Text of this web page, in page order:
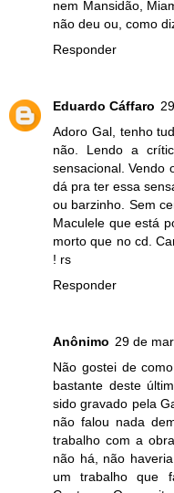
nem Mansidão,
não deu ou, como
Responder
Eduardo Cáffaro
Adoro Gal, tenho
não. Lendo a
sensacional. Vendo
dá pra ter essa
ou barzinho. Sem
Maculele que está
morto que no cd.
! rs
Responder
Anônimo 29 de
Não gostei de
bastante deste
sido gravado pela
não falou nada
trabalho com a
não há, não
um trabalho que